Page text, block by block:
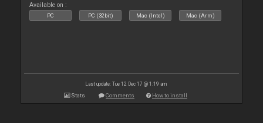
Available on :
PC PC (32bit) Mac (Intel) Mac (Arm)
Last update: Tue 12 Dec 17 @ 1:19 am
Stats Comments How to install